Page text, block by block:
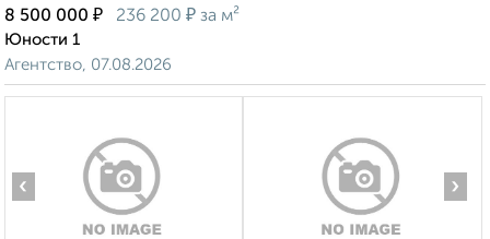
8 500 000 ₽ 236 200 ₽ за м²
Юности 1
Агентство, 07.08.2026
‹ ›